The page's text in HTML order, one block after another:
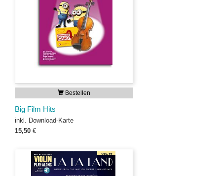
Bestellen
Big Film Hits
inkl. Download-Karte
15,50 €